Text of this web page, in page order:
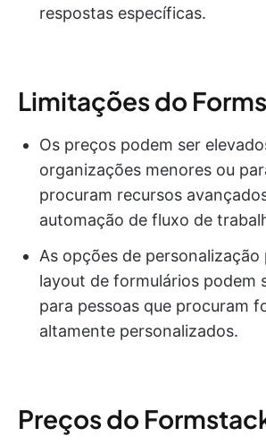
respostas específicas.
Limitações do
Os preços podem ser
organizações menores ou
procuram recursos
automação de fluxo de
As opções de personalização
layout de formulários podem
para pessoas que procuram
altamente personalizados.
Preços do